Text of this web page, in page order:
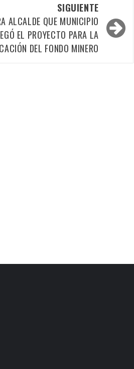
SIGUIENTE
ALCALDE QUE MUNICIPIO
EL PROYECTO PARA LA
DEL FONDO MINERO